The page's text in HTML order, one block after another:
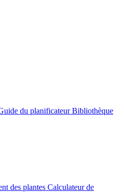
du planificateurBibliothèque
des plantes Calculateur de